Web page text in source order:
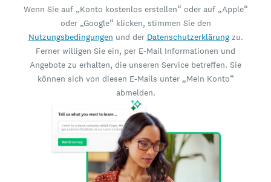
Wenn Sie auf „Konto kostenlos erstellen“ oder auf „Apple“
oder „Google“ klicken, stimmen Sie den
Nutzungsbedingungen und der Datenschutzerklärungzu.
Ferner willigen Sie ein, per E-Mail Informationen und
Angebote zu erhalten, die unseren Service betreffen. Sie
können sich von diesen E-Mails unter „Mein Konto“
abmelden.